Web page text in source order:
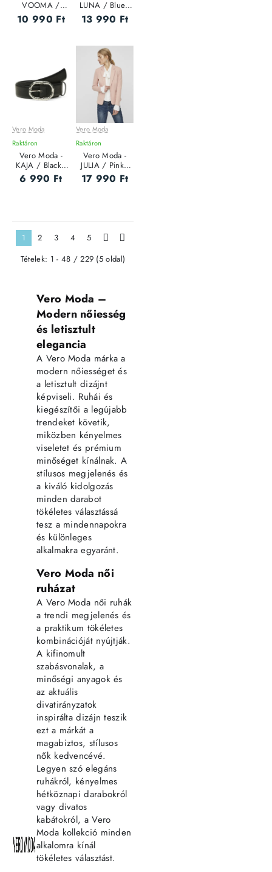
VOOMA /
Brown - Női
póló
10 990 Ft
LUNA / Blue -
Farmer Női
dzseki
13 990 Ft
Vero Moda
Raktáron
Vero Moda -
KAJA / Black -
Női öv
6 990 Ft
Vero Moda
Raktáron
Vero Moda -
JULIA / Pink -
Női blézer
17 990 Ft
1 2 3 4 5 >
>|
Tételek: 1 - 48 / 229 (5 oldal)
Vero Moda –
Modern nőiesség
és letisztult
elegancia
A Vero Moda márka a
modern nőiességet és
a letisztult dizájnt
képviseli. Ruhái és
kiegészítői a legújabb
trendeket követik,
miközben kényelmes
viseletet és prémium
minőséget kínálnak. A
stílusos megjelenés és
a kiváló kidolgozás
minden darabot
tökéletes választássá
tesz a mindennapokra
és különleges
alkalmakra egyaránt.
Vero Moda női
ruházat
A Vero Moda női ruhák
a trendi megjelenés és
a praktikum tökéletes
kombinációját nyújtják.
A kifinomult
szabásvonalak, a
minőségi anyagok és
az aktuális
divatirányzatok
inspirálta dizájn teszik
ezt a márkát a
magabiztos, stílusos
nők kedvencévé.
Legyen szó elegáns
ruhákról, kényelmes
hétköznapi darabokról
vagy divatos
kabátokról, a Vero
Moda kollekció minden
alkalomra kínál
tökéletes választást.